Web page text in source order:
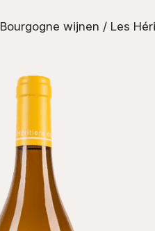
Bourgogne wijnen / Les